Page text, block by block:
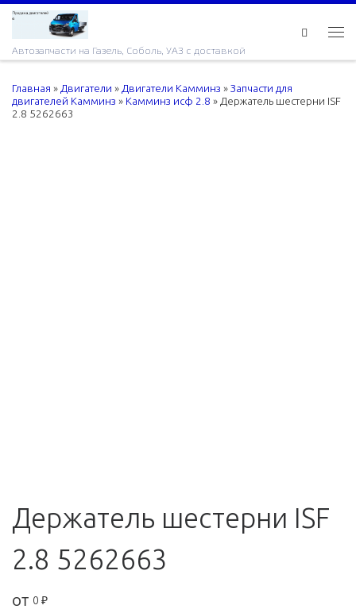
Skip to content
Автозапчасти на Газель, Соболь, УАЗ с доставкой
Главная » Двигатели » Двигатели Камминз » Запчасти для
двигателей Камминз » Камминз исф 2.8 » Держатель шестерни ISF
2.8 5262663
Держатель шестерни ISF
2.8 5262663
от 0 ₽